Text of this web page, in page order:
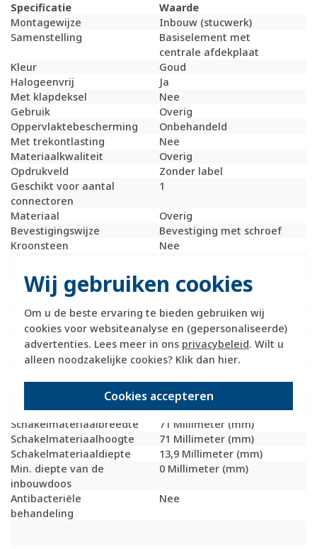
Wij gebruiken cookies
Om u de beste ervaring te bieden gebruiken wij
cookies voor websiteanalyse en (gepersonaliseerde)
advertenties. Lees meer in ons privacybeleid. Wilt u
alleen noodzakelijke cookies? Klik dan hier.
Cookies accepteren
Specificatie
Waarde
Montagewijze
Inbouw (stucwerk)
Samenstelling
Basiselement met
centrale afdekplaat
Kleur
Goud
Halogeenvrij
Ja
Met klapdeksel
Nee
Gebruik
Overig
Oppervlaktebescherming
Onbehandeld
Met trekontlasting
Nee
Materiaalkwaliteit
Overig
Opdrukveld
Zonder label
Geschikt voor aantal
connectoren
1
Materiaal
Overig
Bevestigingswijze
Bevestiging met schroef
Kroonsteen
Nee
(vergelijkbaar)
Met stofbescherming
Nee
Slagvastheid
IK05
Incl. connectoren
Nee
Draagring
Ja
Transparant
Nee
Uitvoering oppervlakte
Glanzend
beschermingsgraad (IP)
IP20
Schakelmateriaalbreedte
71 Millimeter (mm)
Schakelmateriaalhoogte
71 Millimeter (mm)
Schakelmateriaaldiepte
13,9 Millimeter (mm)
Min. diepte van de
inbouwdoos
0 Millimeter (mm)
Antibacteriële
behandeling
Nee